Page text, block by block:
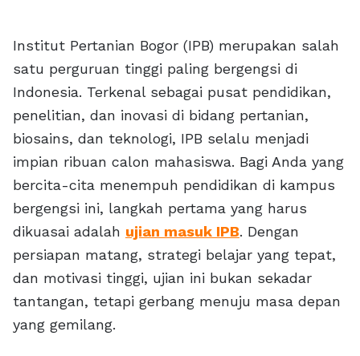
Institut Pertanian Bogor (IPB) merupakan salah
satu perguruan tinggi paling bergengsi di
Indonesia. Terkenal sebagai pusat pendidikan,
penelitian, dan inovasi di bidang pertanian,
biosains, dan teknologi, IPB selalu menjadi
impian ribuan calon mahasiswa. Bagi Anda yang
bercita-cita menempuh pendidikan di kampus
bergengsi ini, langkah pertama yang harus
dikuasai adalah ujian masuk IPB. Dengan
persiapan matang, strategi belajar yang tepat,
dan motivasi tinggi, ujian ini bukan sekadar
tantangan, tetapi gerbang menuju masa depan
yang gemilang.